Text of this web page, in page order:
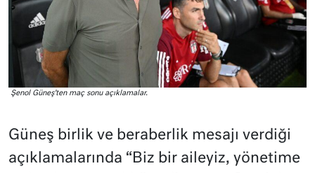
Şenol Güneş’ten maç sonu açıklamalar.
Güneş birlik ve beraberlik mesajı verdiği
açıklamalarında “Biz bir aileyiz, yönetime